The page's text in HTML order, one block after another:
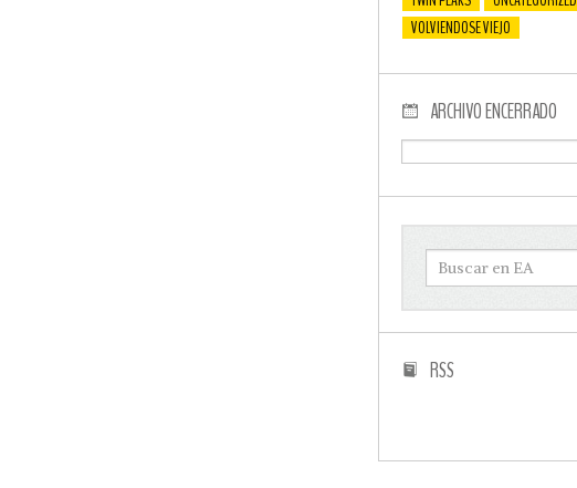
VOLVIENDOSE VIEJO
ARCHIVO ENCERRADO
RSS